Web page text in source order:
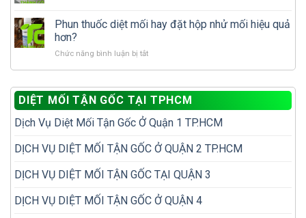
phát?
phát
phải
diệt
diệt
lại
lần
vị
trí
bị
khi
kiểm
tra
mối
nhà
Phun thuốc diệt mối hay đặt hộp nhử mối hiệu quả
hơn?
Chức năng bình luận bị tắtở
diệt
mối
hay
đặt
nhử
hiệu
quả
hơn?
DIỆT MỐI TẬN GỐC TẠI TPHCM
Dịch Vụ Diệt Mối Tận Gốc Ở Quận 1 TP.HCM
DỊCH VỤ DIỆT MỐI TẬN GỐC Ở QUẬN 2 TP.HCM
DỊCH VỤ DIỆT MỐI TẬN GỐC TẠI QUẬN 3
DỊCH VỤ DIỆT MỐI TẬN GỐC Ở QUẬN 4